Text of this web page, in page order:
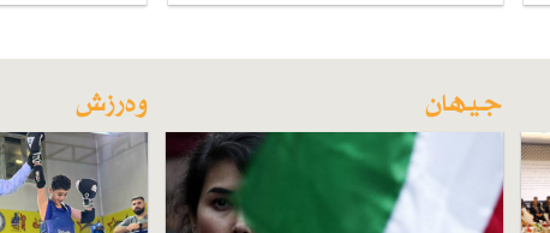
جیهان وەرزش